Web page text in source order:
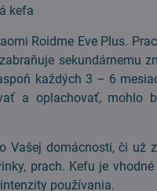
kefa
Roidme Eve Plus.
sekundárnemu
každých 3 – 6
a oplachovať, mohlo
Vašej domácnosti, či už
prach. Kefu je
používania.